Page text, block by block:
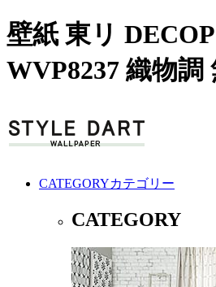
壁紙 東リ
WVP8237 織物調
CATEGORYカテゴリー
CATEGORY